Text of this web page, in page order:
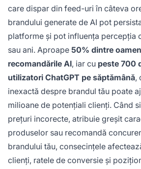
care dispar din feed-uri în câteva
brandului generate de AI pot
platforme și pot influența percepția
sau ani. Aproape 50% dintre
recomandările AI, iar cu peste 700
utilizatori ChatGPT pe săptămână,
inexactă despre brandul tău poate
milioane de potențiali clienți. Când
prețuri incorecte, atribuie greșit
produselor sau recomandă
brandului tău, consecințele
clienți, ratele de conversie și